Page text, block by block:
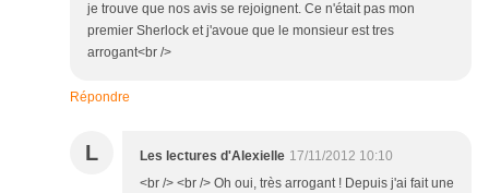
je trouve que nos avis se rejoignent. Ce n'était pas mon
premier Sherlock et j'avoue que le monsieur est tres
arrogant<br />
Répondre
L Les lectures d'Alexielle 17/11/2012 10:10
<br /> <br /> Oh oui, très arrogant ! Depuis j'ai fait une